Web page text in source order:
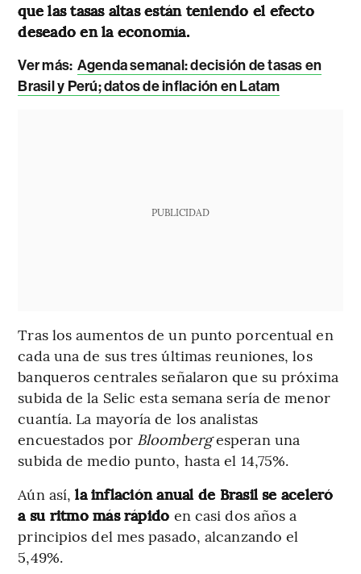
que las tasas altas están teniendo el efecto
deseado en la economía.
Ver más: Agenda semanal: decisión de tasas en
Brasil y Perú; datos de inflación en Latam
PUBLICIDAD
Tras los aumentos de un punto porcentual en
cada una de sus tres últimas reuniones, los
banqueros centrales señalaron que su próxima
subida de la Selic esta semana sería de menor
cuantía. La mayoría de los analistas
encuestados porBloombergesperan una
subida de medio punto, hasta el 14,75%.
Aún así,la inflación anual de Brasil se aceleró
a su ritmo más rápido en casi dos años a
principios del mes pasado, alcanzando el
5,49%.